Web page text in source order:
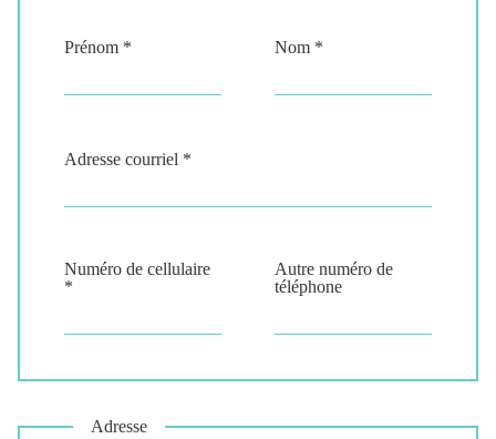
Prénom * Nom *
Adresse courriel *
Numéro de cellulaire
*
Autre numéro de
téléphone
Adresse